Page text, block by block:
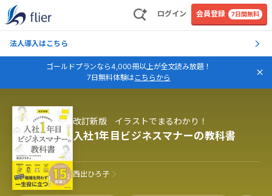
ログイン 会員登録 7日間無料
法人導入はこちら
ゴールドプランなら4,000冊以上が全文読み放題！
7日無料体験はこちらから
改訂新版 イラストでまるわかり！
入社1年目ビジネスマナーの教科書
西出ひろ子